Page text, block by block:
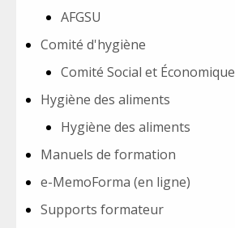
AFGSU
Comité d'hygiène
Comité Social et Économique
Hygiène des aliments
Hygiène des aliments
Manuels de formation
e-MemoForma (en ligne)
Supports formateur